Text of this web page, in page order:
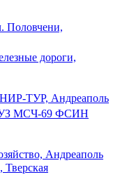
Половчени,
дороги,
ТУР, Андреаполь
МСЧ-69 ФСИН
Андреаполь